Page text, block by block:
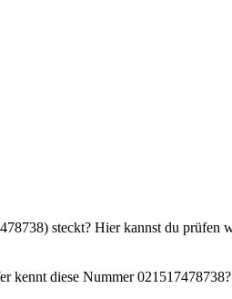
steckt? Hier kannst du prüfen
kennt diese Nummer